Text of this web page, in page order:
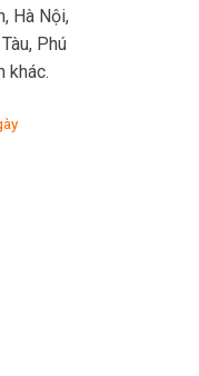
Hà Nội,
Phú
khác.